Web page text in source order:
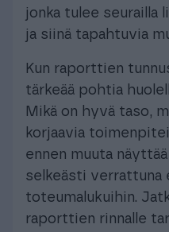
jonka tulee seurailla
ja siinä tapahtuvia
Kun raporttien
tärkeää pohtia
Mikä on hyvä taso,
korjaavia
ennen muuta
selkeästi verrattuna
toteumalukuihin.
raporttien rinnalle